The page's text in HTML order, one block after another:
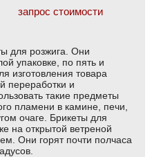
запрос стоимости
для розжига. Они
упаковке, по пять и
изготовления товара
переработки и
такие предметы
пламени в камине, печи,
очаге. Брикеты для
на открытой ветреной
Они горят почти полчаса